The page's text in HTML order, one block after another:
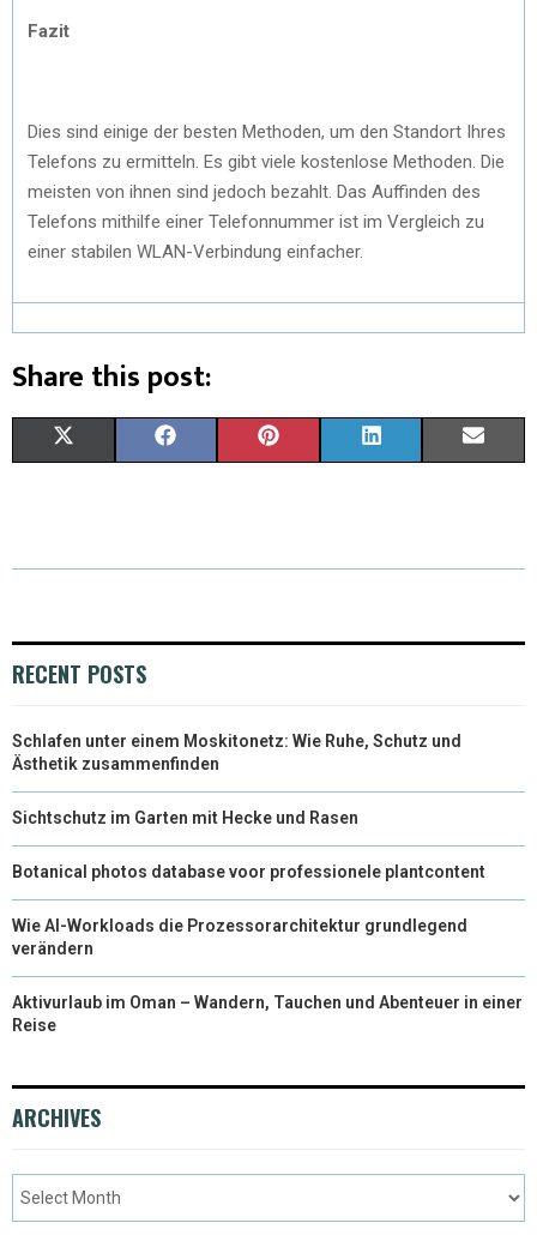
Fazit
Dies sind einige der besten Methoden, um den Standort Ihres
Telefons zu ermitteln. Es gibt viele kostenlose Methoden. Die
meisten von ihnen sind jedoch bezahlt. Das Auffinden des
Telefons mithilfe einer Telefonnummer ist im Vergleich zu
einer stabilen WLAN-Verbindung einfacher.
Share this post:
W
E
)
E
K
T
S
K
N
I
RECENT POSTS
Schlafen unter einem Moskitonetz: Wie Ruhe, Schutz und
Ästhetik zusammenfinden
Sichtschutz im Garten mit Hecke und Rasen
Botanical photos database voor professionele plantcontent
Wie AI-Workloads die Prozessorarchitektur grundlegend
verändern
Aktivurlaub im Oman – Wandern, Tauchen und Abenteuer in einer
Reise
ARCHIVES